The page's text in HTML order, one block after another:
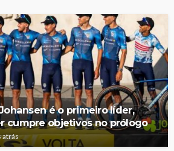
é o primeiro líder,
cumpre objetivos no prólogo
atrás